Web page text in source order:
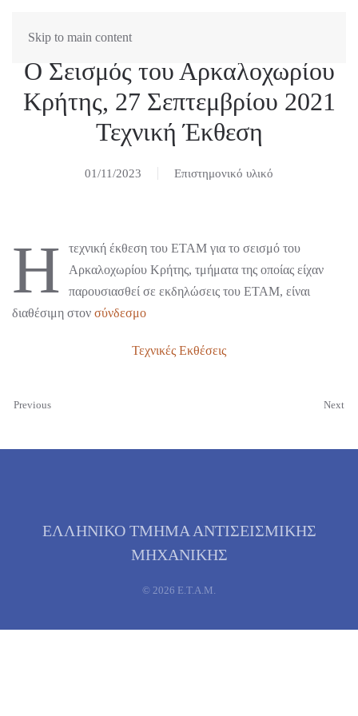
Skip to main content
O Σεισμός του Αρκαλοχωρίου
Κρήτης, 27 Σεπτεμβρίου 2021
Τεχνική Έκθεση
01/11/2023 Επιστημονικό υλικό
Η
τεχνική έκθεση του ΕΤΑΜ για το σεισμό του
Αρκαλοχωρίου Κρήτης, τμήματα της οποίας είχαν
παρουσιασθεί σε εκδηλώσεις του ΕΤΑΜ, είναι
διαθέσιμη στον σύνδεσμο
Τεχνικές Εκθέσεις
Previous Next
ΕΛΛΗΝΙΚΟ ΤΜΗΜΑ ΑΝΤΙΣΕΙΣΜΙΚΗΣ
ΜΗΧΑΝΙΚΗΣ
© 2026 Ε.Τ.Α.Μ.